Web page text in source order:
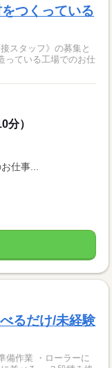
つくっている
スタッフ》の募集と
分）
仕事...
るだけ/未経験